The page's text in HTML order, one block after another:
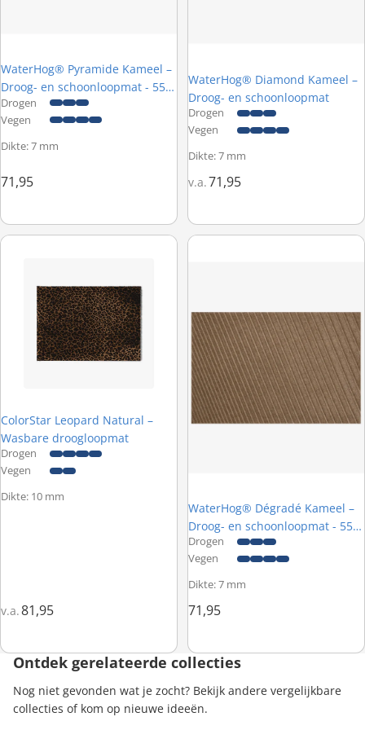
WaterHog® Pyramide Kameel –
Droog- en schoonloopmat - 55 x
85 cm
Drogen
Vegen
Dikte: 7 mm
71,95
WaterHog® Diamond Kameel –
Droog- en schoonloopmat
Drogen
Vegen
Dikte: 7 mm
v.a.71,95
ColorStar Leopard Natural – Wasbare droogloopmat
ColorStar Leopard Natural –
Wasbare droogloopmat
Drogen
Vegen
Dikte: 10 mm
v.a.81,95
WaterHog® Dégradé Kameel –
WaterHog® Dégradé Kameel –
Droog- en schoonloopmat - 55 x
85 cm
Drogen
Vegen
Dikte: 7 mm
71,95
Ontdek gerelateerde collecties
Nog niet gevonden wat je zocht? Bekijk andere vergelijkbare
collecties of kom op nieuwe ideeën.